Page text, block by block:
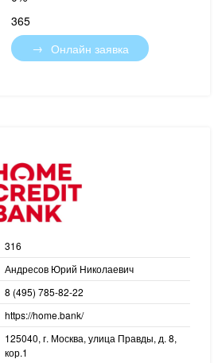
365
Онлайн заявка
316
Андресов Юрий Николаевич
8 (495) 785-82-22
https://home.bank/
125040, г. Москва, улица Правды, д. 8,
кор.1